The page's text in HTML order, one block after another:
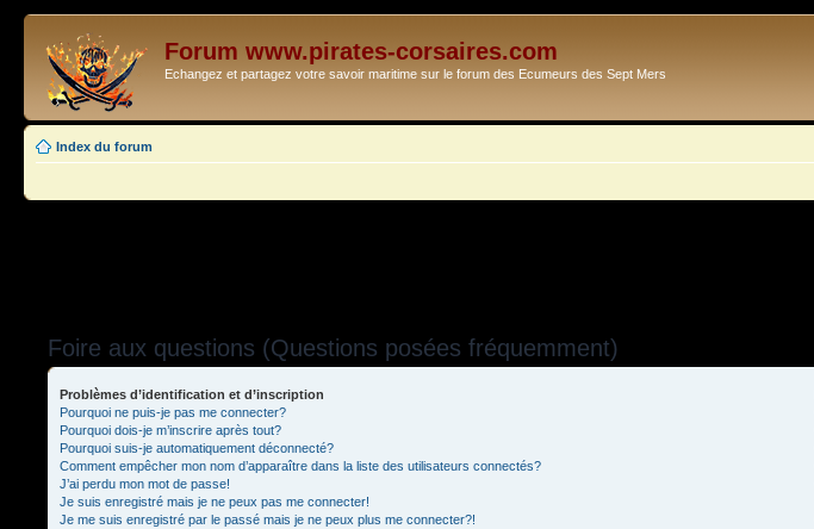
Forum www.pirates-corsaires.com
Echangez et partagez votre savoir maritime sur le forum des Ecumeurs des Sept Mers
Index du forum
Foire aux questions (Questions posées fréquemment)
Problèmes d’identification et d’inscription
Pourquoi ne puis-je pas me connecter?
Pourquoi dois-je m’inscrire après tout?
Pourquoi suis-je automatiquement déconnecté?
Comment empêcher mon nom d’apparaître dans la liste des utilisateurs connectés?
J’ai perdu mon mot de passe!
Je suis enregistré mais je ne peux pas me connecter!
Je me suis enregistré par le passé mais je ne peux plus me connecter?!